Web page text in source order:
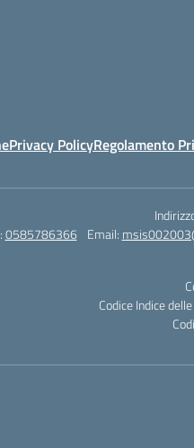
Privacy PolicyRegolamento
0585786366 Email:
Codice Indice